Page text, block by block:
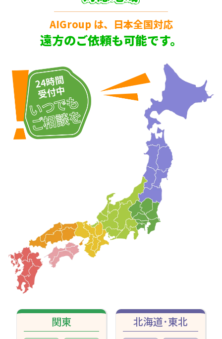
AIGroup は、日本全国対応
遠方のご依頼も可能です。
関東 北海道･東北